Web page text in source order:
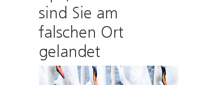
sind Sie am
falschen Ort
gelandet